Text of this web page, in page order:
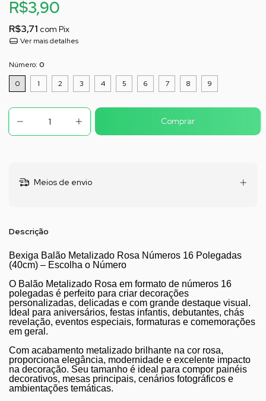
R$3,90
R$3,71 com Pix
Ver mais detalhes
Número: 0
0
1 2 3 4 5 6 7 8 9
Meios de envio
Descrição
Bexiga Balão Metalizado Rosa Números 16 Polegadas
(40cm) – Escolha o Número
O Balão Metalizado Rosa em formato de números 16
polegadas é perfeito para criar decorações
personalizadas, delicadas e com grande destaque visual.
Ideal para aniversários, festas infantis, debutantes, chás
revelação, eventos especiais, formaturas e comemorações
em geral.
Com acabamento metalizado brilhante na cor rosa,
proporciona elegância, modernidade e excelente impacto
na decoração. Seu tamanho é ideal para compor painéis
decorativos, mesas principais, cenários fotográficos e
ambientações temáticas.